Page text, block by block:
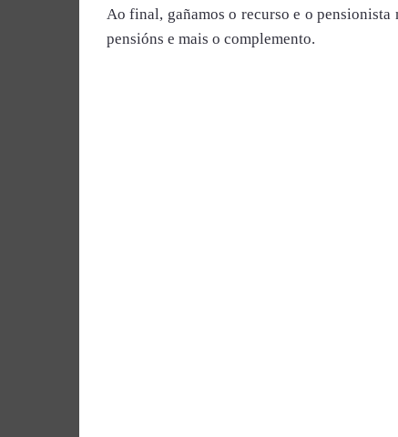
Ao final, gañamos o recurso e o
pensións e mais o complemento.